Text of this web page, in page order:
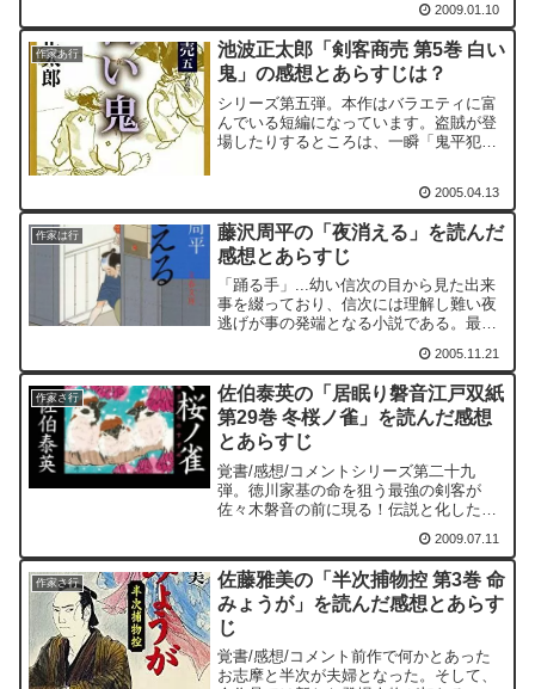
るのが、このシリーズである。伊那の山
奥から出てきて江戸で活躍するのかと思
いきや、あっという間に...
2009.01.10
作家あ行
池波正太郎「剣客商売 第5巻 白い
鬼」の感想とあらすじは？
シリーズ第五弾。本作はバラエティに富
んでいる短編になっています。盗賊が登
場したりするところは、一瞬「鬼平犯科
の屋敷内での不祥事...など盛りだくさん
です。また、本作で見...
2005.04.13
作家は行
藤沢周平の「夜消える」を読んだ
感想とあらすじ
「踊る手」...幼い信次の目から見た出来
事を綴っており、信次には理解し難い夜
逃げが事の発端となる小説である。最後
り、その情景が文面から浮かび上がって
きそうである。
2005.11.21
作家さ行
佐伯泰英の「居眠り磐音江戸双紙
第29巻 冬桜ノ雀」を読んだ感想
とあらすじ
覚書/感想/コメントシリーズ第二十九
弾。徳川家基の命を狙う最強の剣客が
佐々木磐音の前に現る！伝説と化したタ
しき歌女の二人である。この二人の攻撃
を磐音は防ぐことができるのか？タイ捨
流は丸目蔵人長恵創始の流派...
2009.07.11
作家さ行
佐藤雅美の「半次捕物控 第3巻 命
みょうが」を読んだ感想とあらす
じ
覚書/感想/コメント前作で何かとあった
お志摩と半次が夫婦となった。そして、